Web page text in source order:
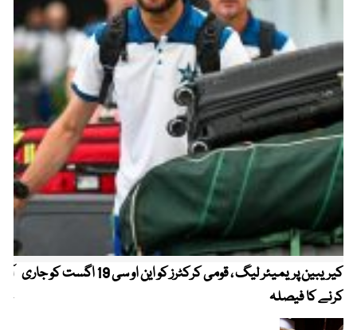
کیریبین پریمیئر لیگ ، قومی کرکٹرز کو این او سی 19 اگست کو جاری
کرنے کا فیصلہ